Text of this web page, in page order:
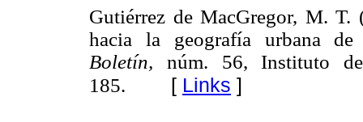
Gutiérrez de MacGregor, M. T.
hacia la geografía urbana
Boletín, núm. 56, Instituto
185. [ Links ]